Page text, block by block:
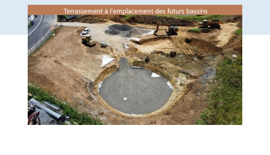
TÉLÉCHARGEMENTS
CONTACTEZ-
NOUS
ACTUALITÉS